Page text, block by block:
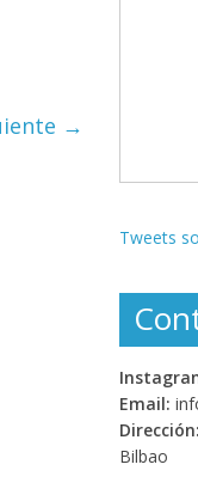
→
Tweets
Email:
Dirección:
Bilbao